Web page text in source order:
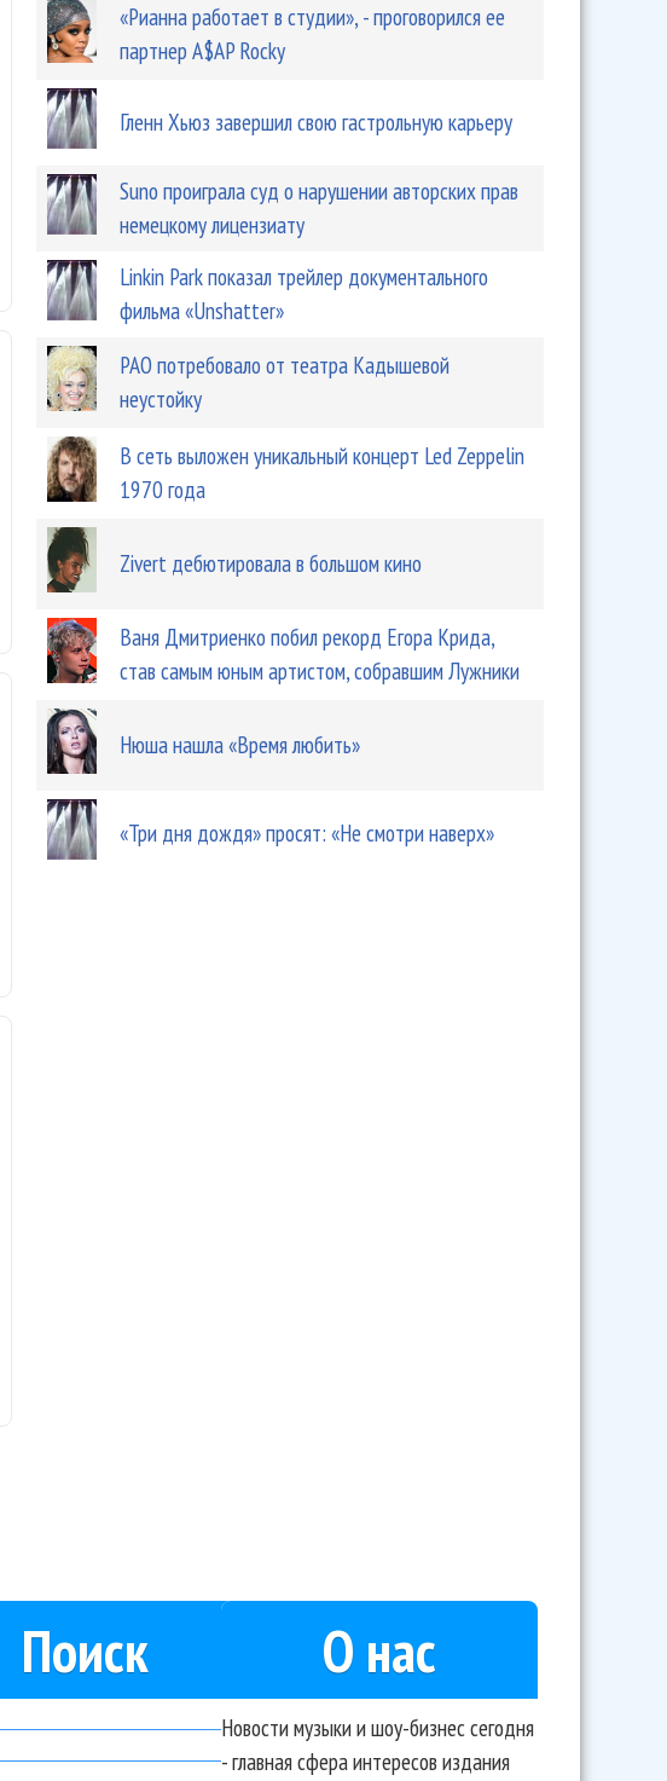
о Петкун не знает, где показать свое видео
о «Наив» записал музыку для геймеров
«Рианна работает в студии», - проговорился ее
партнер A$AP Rocky
Гленн Хьюз завершил свою гастрольную карьеру
Suno проиграла суд о нарушении авторских прав
немецкому лицензиату
Linkin Park показал трейлер документального
фильма «Unshatter»
РАО потребовало от театра Кадышевой
неустойку
В сеть выложен уникальный концерт Led Zeppelin
1970 года
Zivert дебютировала в большом кино
Ваня Дмитриенко побил рекорд Егора Крида,
став самым юным артистом, собравшим Лужники
Нюша нашла «Время любить»
«Три дня дождя» просят: «Не смотри наверх»
Поиск О нас
Новости музыки и шоу-бизнес сегодня
- главная сфера интересов издания